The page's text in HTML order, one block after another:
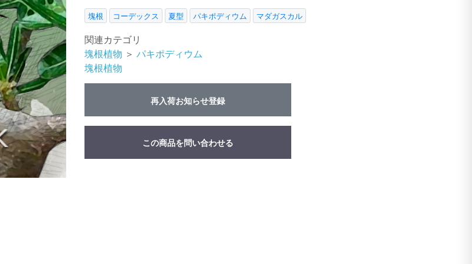
塊根 コーデックス 夏型 パキポディウム マダガスカル
関連カテゴリ
塊根植物 ＞ パキポディウム
塊根植物
再入荷お知らせ登録
この商品を問い合わせる